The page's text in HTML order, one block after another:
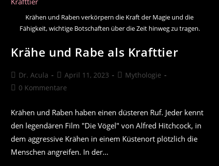
Krähen und Raben verkörpern die Kraft der Magie und die
Fähigkeit, wichtige Botschaften über die Zeit hinweg zu tragen.
Krähe und Rabe als Krafttier
Beitrags-
Autor:
Dr. Acula
Beitrag
veröffentlicht:
April 11, 2023
Beitrags-
Mythologie
Beitrags-
0 Kommentare
Krähen und Raben haben einen düsteren Ruf. Jeder kennt
den legendären Film "Die Vögel" von Alfred Hitchcock, in
dem aggressive Krähen in einem Küstenort plötzlich die
Menschen angreifen. In der…